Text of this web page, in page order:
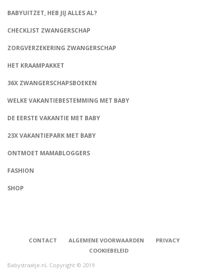
BABYUITZET, HEB JIJ ALLES AL?
CHECKLIST ZWANGERSCHAP
ZORGVERZEKERING ZWANGERSCHAP
HET KRAAMPAKKET
36X ZWANGERSCHAPSBOEKEN
WELKE VAKANTIEBESTEMMING MET BABY
DE EERSTE VAKANTIE MET BABY
23X VAKANTIEPARK MET BABY
ONTMOET MAMABLOGGERS
FASHION
SHOP
CONTACT ALGEMENE VOORWAARDEN
PRIVACY
COOKIEBELEID
Babystraatje.nl, Copyright © 2019